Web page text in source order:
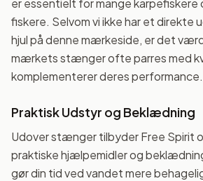
er essentielt for mange karpefiskere
fiskere. Selvom vi ikke har et direkte
hjul på denne mærkeside, er det
mærkets stænger ofte parres med
komplementerer deres performance.
Praktisk Udstyr og Beklædning
Udover stænger tilbyder Free Spirit
praktiske hjælpemidler og
gør din tid ved vandet mere